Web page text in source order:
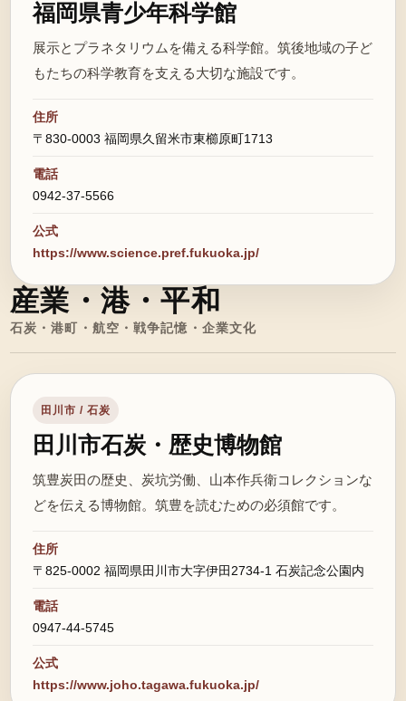
福岡県青少年科学館
展示とプラネタリウムを備える科学館。筑後地域の子ど
もたちの科学教育を支える大切な施設です。
住所
〒830-0003 福岡県久留米市東櫛原町1713
電話
0942-37-5566
公式
https://www.science.pref.fukuoka.jp/
産業・港・平和
石炭・港町・航空・戦争記憶・企業文化
田川市 / 石炭
田川市石炭・歴史博物館
筑豊炭田の歴史、炭坑労働、山本作兵衛コレクションな
どを伝える博物館。筑豊を読むための必須館です。
住所
〒825-0002 福岡県田川市大字伊田2734-1 石炭記念公園内
電話
0947-44-5745
公式
https://www.joho.tagawa.fukuoka.jp/